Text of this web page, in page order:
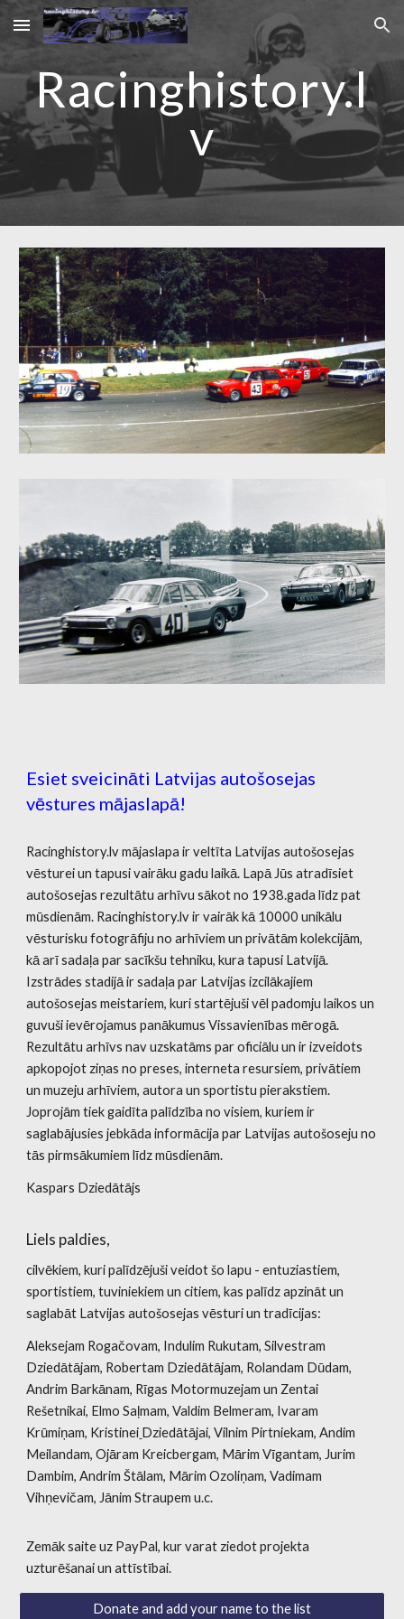
Skip to main content Skip to navigation
Racinghistory.l
v
Esiet sveicināti Latvijas autošosejas
vēstures mājaslapā!
Racinghistory.lv mājaslapa ir veltīta Latvijas autošosejas
vēsturei un tapusi vairāku gadu laikā. Lapā Jūs atradīsiet
autošosejas rezultātu arhīvu sākot no 1938.gada līdz pat
mūsdienām. Racinghistory.lv ir vairāk kā 10000 unikālu
vēsturisku fotogrāfiju no arhīviem un privātām kolekcijām,
kā arī sadaļa par sacīkšu tehniku, kura tapusi Latvijā.
Izstrādes stadijā ir sadaļa par Latvijas izcilākajiem
autošosejas meistariem, kuri startējuši vēl padomju laikos un
guvuši ievērojamus panākumus Vissavienības mērogā.
Rezultātu arhīvs nav uzskatāms par oficiālu un ir izveidots
apkopojot ziņas no preses, interneta resursiem, privātiem
un muzeju arhīviem, autora un sportistu pierakstiem.
Joprojām tiek gaidīta palīdzība no visiem, kuriem ir
saglabājusies jebkāda informācija par Latvijas autošoseju no
tās pirmsākumiem līdz mūsdienām.
Kaspars Dziedātājs
Liels paldies,
cilvēkiem, kuri palīdzējuši veidot šo lapu - entuziastiem,
sportistiem, tuviniekiem un citiem, kas palīdz apzināt un
saglabāt Latvijas autošosejas vēsturi un tradīcijas:
Aleksejam Rogačovam, Indulim Rukutam, Silvestram
Dziedātājam, Robertam Dziedātājam, Rolandam Dūdam,
Andrim Barkānam, Rīgas Motormuzejam un Zentai
Rešetnikai, Elmo Saļmam, Valdim Belmeram, Ivaram
Krūmiņam, Kristinei Dziedātājai, Vilnim Pirtniekam, Andim
Meilandam, Ojāram Kreicbergam, Mārim Vīgantam, Jurim
Dambim, Andrim Štālam, Mārim Ozoliņam, Vadimam
Vihņevičam, Jānim Straupem u.c.
Zemāk saite uz PayPal, kur varat ziedot projekta
uzturēšanai un attīstībai.
Donate and add your name to the list